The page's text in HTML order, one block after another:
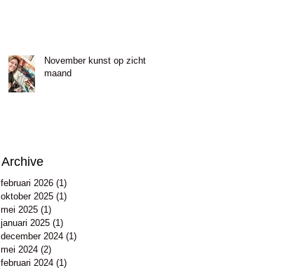
November kunst op zicht
maand
Archive
februari 2026 (1)
oktober 2025 (1)
mei 2025 (1)
januari 2025 (1)
december 2024 (1)
mei 2024 (2)
februari 2024 (1)